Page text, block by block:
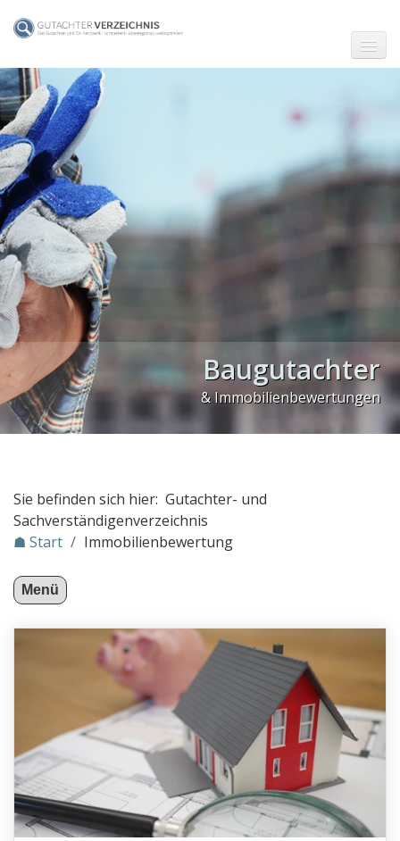
☗ Start
KFZ-Sachverständige
Baugutachter
Immobilienbewertung
Energieberatung
Info
Ihr Eintrag
Baugutachter
& Immobilienbewertungen
Sie befinden sich hier: Gutachter- und
Sachverständigenverzeichnis
☗ Start / Immobilienbewertung
Menü